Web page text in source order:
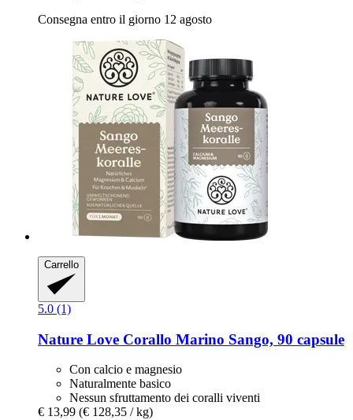
Consegna entro il giorno 12 agosto
Carrello
5.0 (1)
Nature Love Corallo Marino Sango, 90 capsule
Con calcio e magnesio
Naturalmente basico
Nessun sfruttamento dei coralli viventi
€ 13,99 (€ 128,35 / kg)